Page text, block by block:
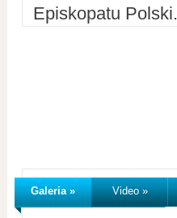
Episkopatu Polski.
Galeria » Video »